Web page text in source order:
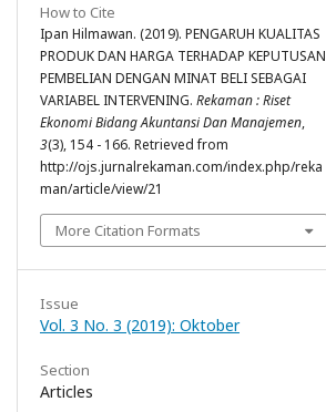
How to Cite
Ipan Hilmawan. (2019). PENGARUH KUALITAS
PRODUK DAN HARGA TERHADAP KEPUTUSAN
PEMBELIAN DENGAN MINAT BELI SEBAGAI
VARIABEL INTERVENING. Rekaman : Riset
Ekonomi Bidang Akuntansi Dan Manajemen,
3(3), 154 - 166. Retrieved from
http://ojs.jurnalrekaman.com/index.php/reka
man/article/view/21
More Citation Formats
Issue
Vol. 3 No. 3 (2019): Oktober
Section
Articles